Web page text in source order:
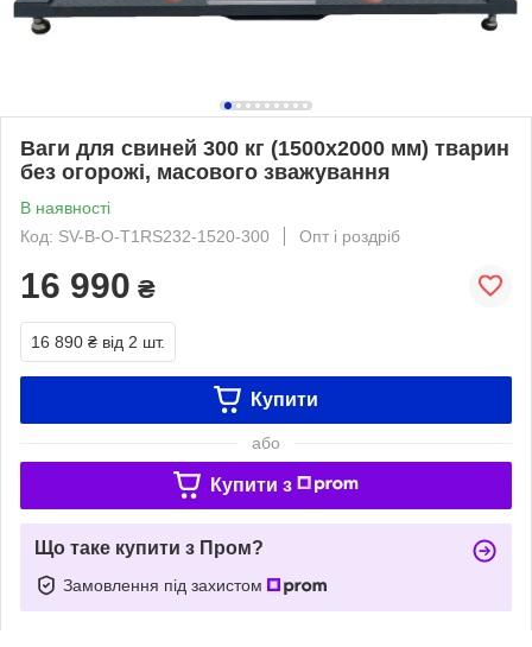
Ваги для свиней 300 кг (1500x2000 мм) тварин
без огорожі, масового зважування
В наявності
Код: SV-B-O-Т1RS232-1520-300
Опт і роздріб
16 990 ₴
16 890 ₴ від 2 шт.
Купити
або
Купити з
Що таке купити з Пром?
Замовлення під захистом